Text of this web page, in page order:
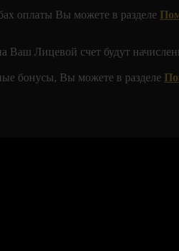
оплаты Вы можете в разделе
Ваш Лицевой счет будут
бонусы, Вы можете в разделе